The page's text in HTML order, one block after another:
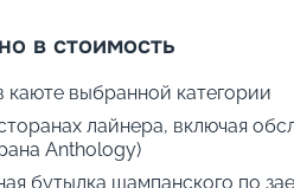
в стоимость
каюте выбранной категории
лайнера, включая
Anthology)
бутылка шампанского по